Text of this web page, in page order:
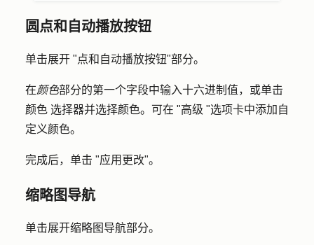
圆点和自动播放按钮
单击展开 "点和自动播放按钮"部分。
在颜色部分的第一个字段中输入十六进制值，或单击
颜色 选择器并选择颜色。可在 "高级 "选项卡中添加自
定义颜色。
完成后，单击 "应用更改"。
缩略图导航
单击展开缩略图导航部分。